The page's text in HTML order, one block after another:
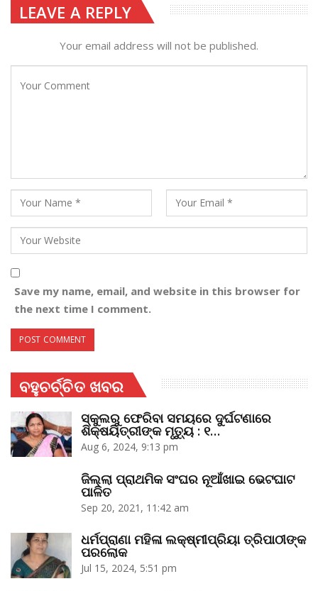
LEAVE A REPLY
Your email address will not be published.
Save my name, email, and website in this browser for
the next time I comment.
ବହୁଚର୍ଚ୍ଚିତ ଖବର
ସ୍କୁଲରୁ ଫେରିବା ସମୟରେ ଦୁର୍ଘଟଣାରେ
ଶିକ୍ଷୟିତ୍ରୀଙ୍କ ମୃତ୍ୟୁ : ୧…
Aug 6, 2024, 9:13 pm
ଜିଲ୍ଲା ପ୍ରାଥମିକ ସଂଘର ନୂଆଁଖାଇ ଭେଟଘାଟ
ପାଳିତ
Sep 20, 2021, 11:42 am
ଧର୍ମପ୍ରାଣା ମହିଳା ଲକ୍ଷ୍ମୀପ୍ରିୟା ତ୍ରିପାଠୀଙ୍କ
ପରଲୋକ
Jul 15, 2024, 5:51 pm